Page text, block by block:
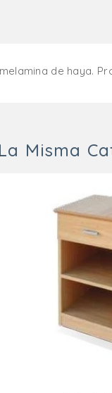
de haya.
Misma